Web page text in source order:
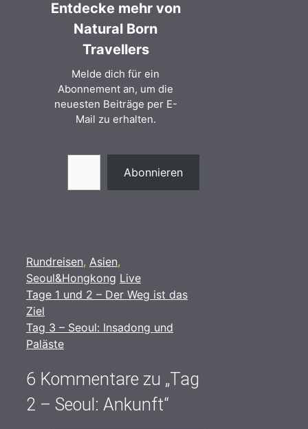
Entdecke mehr von
Natural Born
Travellers
Melde dich für ein
Abonnement an, um die
neuesten Beiträge per E-
Mail zu erhalten.
Gib deine E-Mail-Adresse ein ...
Abonnieren
Kategorien
Rundreisen, Asien,
Seoul&Hongkong Schlagwörter
Live
Tage 1 und 2 – Der Weg ist das
Ziel
Tag 3 – Seoul: Insadong und
Paläste
6 Kommentare zu „Tag
2 – Seoul: Ankunft“